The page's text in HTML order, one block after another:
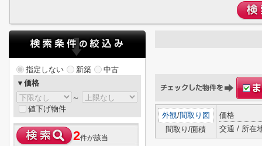
外観/間取り図
間取り/面積
価格
交通 / 所在
指定しない 新築
中古
▼価格
～
値下げ物件
2件が該当